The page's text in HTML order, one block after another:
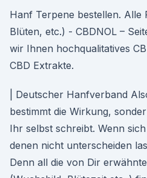
Hanf Terpene bestellen. Alle
Blüten, etc.) - CBDNOL –
wir Ihnen hochqualitatives
CBD Extrakte.
| Deutscher Hanfverband
bestimmt die Wirkung,
Ihr selbst schreibt. Wenn
denen nicht unterscheiden
Denn all die von Dir